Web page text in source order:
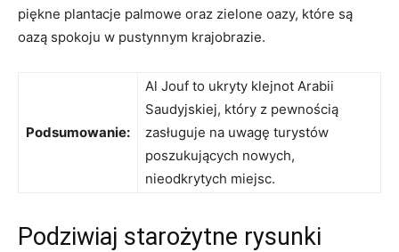
‌piękne plantacje palmowe oraz zielone oazy, które są
oazą spokoju w pustynnym krajobrazie.
Podsumowanie:
Al Jouf to ukryty klejnot Arabii
Saudyjskiej, który z pewnością
⁣zasługuje ‍na ​uwagę turystów
poszukujących ‌nowych,
nieodkrytych miejsc.
Podziwiaj starożytne rysunki